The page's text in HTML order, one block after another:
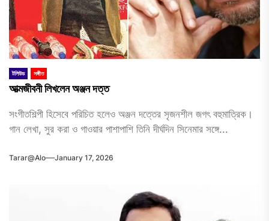
টলিউড সঙ্গীত
আত্মজীবনী লিখলেন অঞ্জন দত্ত
সংগীতশিল্পী হিসেবে পরিচিত হলেও অঞ্জন দত্তের সৃজনশীল জগৎ বহুমাত্রিক।
গান লেখা, সুর করা ও গাওয়ার পাশাপাশি তিনি দীর্ঘদিন সিনেমার সঙ্গে...
Tarar@alo January 17, 2026